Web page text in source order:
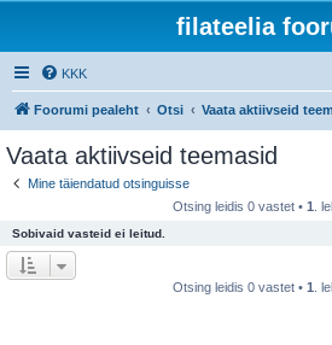
filateelia
KKK
Foorumi pealeht Otsi Vaata aktiivseid
Vaata aktiivseid teemasid
Mine täiendatud otsinguisse
Otsing leidis 0 vastet • 1 .
Sobivaid vasteid ei leitud.
Otsing leidis 0 vastet • 1 .